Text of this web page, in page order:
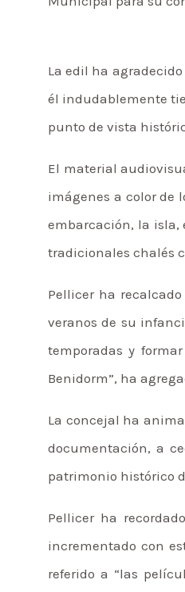
La edil ha
él indudablemente
punto de vista
El material
imágenes a color de
embarcación, la isla,
tradicionales chalés
Pellicer ha
veranos de su
temporadas y
Benidorm”, ha
La concejal ha
documentación, a
patrimonio histórico
Pellicer ha
incrementado con
referido a “las